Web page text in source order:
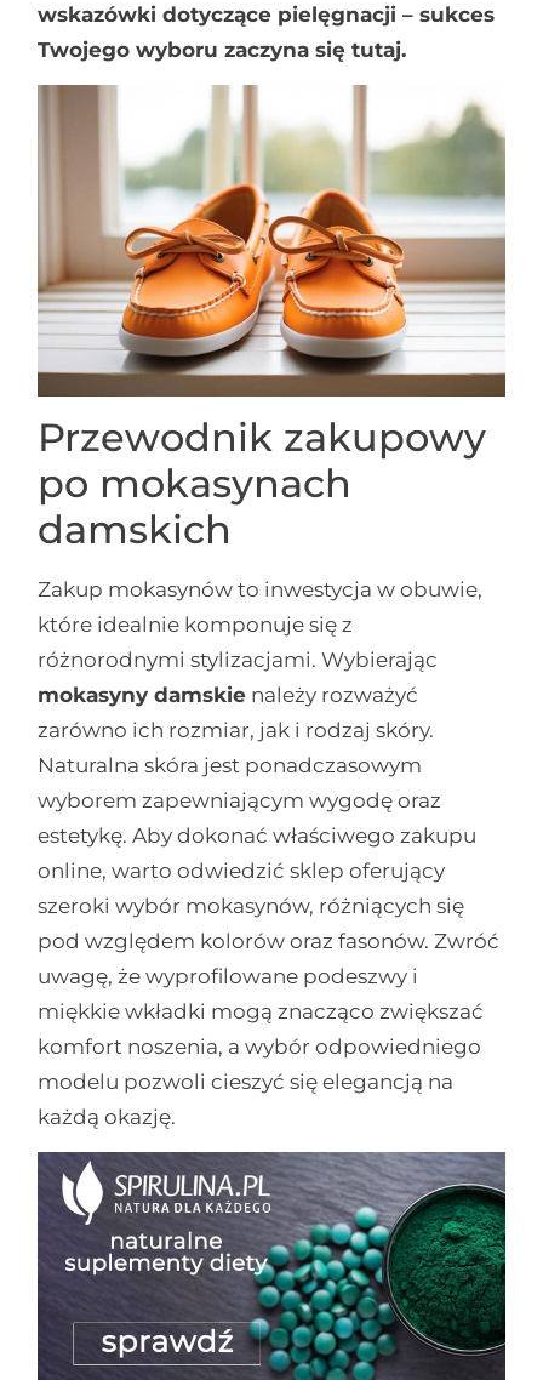
wskazówki dotyczące pielęgnacji – sukces
Twojego wyboru zaczyna się tutaj.
Przewodnik zakupowy
po mokasynach
damskich
Zakup mokasynów to inwestycja w obuwie,
które idealnie komponuje się z
różnorodnymi stylizacjami. Wybierając
mokasyny damskie należy rozważyć
zarówno ich rozmiar, jak i rodzaj skóry.
Naturalna skóra jest ponadczasowym
wyborem zapewniającym wygodę oraz
estetykę. Aby dokonać właściwego zakupu
online, warto odwiedzić sklep oferujący
szeroki wybór mokasynów, różniących się
pod względem kolorów oraz fasonów. Zwróć
uwagę, że wyprofilowane podeszwy i
miękkie wkładki mogą znacząco zwiększać
komfort noszenia, a wybór odpowiedniego
modelu pozwoli cieszyć się elegancją na
każdą okazję.